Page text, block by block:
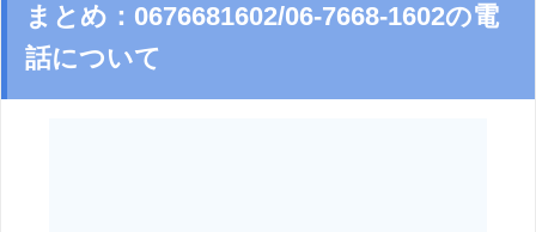
まとめ：0676681602/06-7668-1602の電
話について